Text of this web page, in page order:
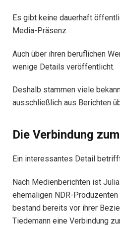
Es gibt keine dauerhaft
Media-Präsenz.
Auch über ihren beruflichen
wenige Details veröffentlicht.
Deshalb stammen viele
ausschließlich aus Berichten
Die Verbindung
Ein interessantes Detail
Nach Medienberichten ist
ehemaligen NDR-Produzenten
bestand bereits vor ihrer
Tiedemann eine Verbindung